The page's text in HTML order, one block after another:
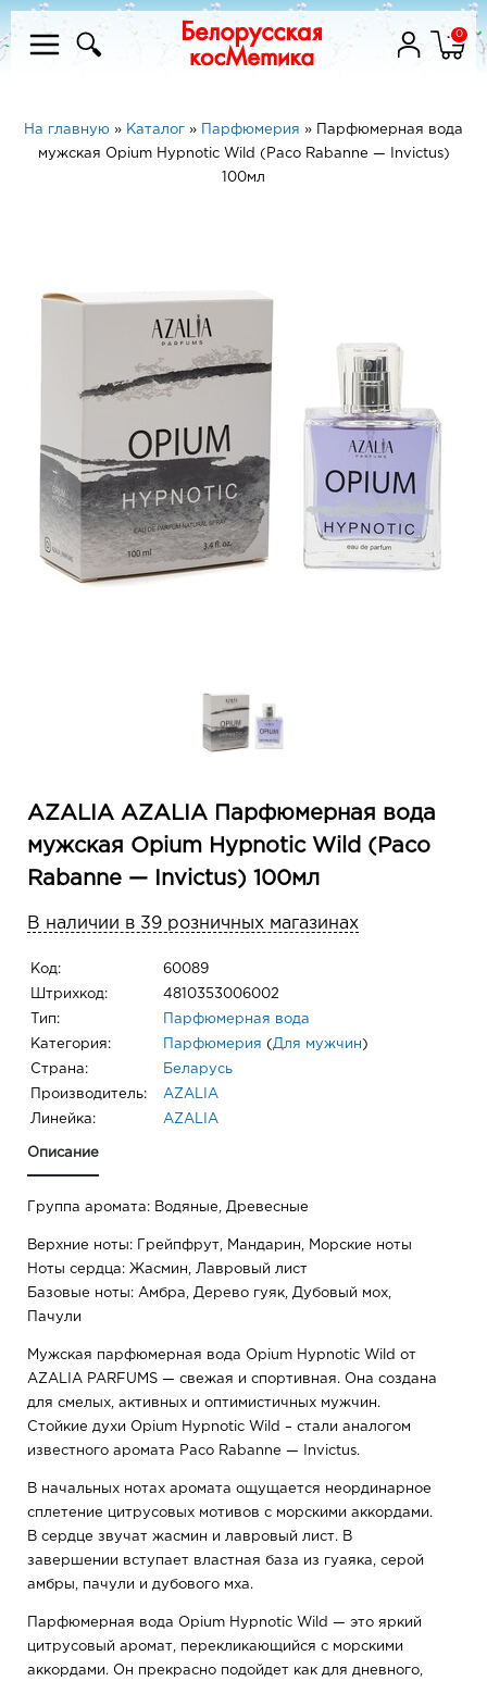
0
На главную » Каталог » Парфюмерия »
Парфюмерная вода
мужская Opium Hypnotic Wild (Paco Rabanne — Invictus)
100мл
AZALIA AZALIA Парфюмерная вода
мужская Opium Hypnotic Wild (Paco
Rabanne — Invictus) 100мл
В наличии в 39 розничных магазинах
Код: 60089
Штрихкод: 4810353006002
Тип: Парфюмерная вода
Категория: Парфюмерия ( Для мужчин )
Страна: Беларусь
Производитель: AZALIA
Линейка: AZALIA
Описание
Группа аромата: Водяные, Древесные
Верхние ноты: Грейпфрут, Мандарин, Морские ноты
Ноты сердца: Жасмин, Лавровый лист
Базовые ноты: Амбра, Дерево гуяк, Дубовый мох,
Пачули
Мужская парфюмерная вода Opium Hypnotic Wild от
AZALIA PARFUMS — свежая и спортивная. Она создана
для смелых, активных и оптимистичных мужчин.
Стойкие духи Opium Hypnotic Wild – стали аналогом
известного аромата Paco Rabanne — Invictus.
В начальных нотах аромата ощущается неординарное
сплетение цитрусовых мотивов с морскими аккордами.
В сердце звучат жасмин и лавровый лист. В
завершении вступает властная база из гуаяка, серой
амбры, пачули и дубового мха.
Парфюмерная вода Opium Hypnotic Wild — это яркий
цитрусовый аромат, перекликающийся с морскими
аккордами. Он прекрасно подойдет как для дневного,